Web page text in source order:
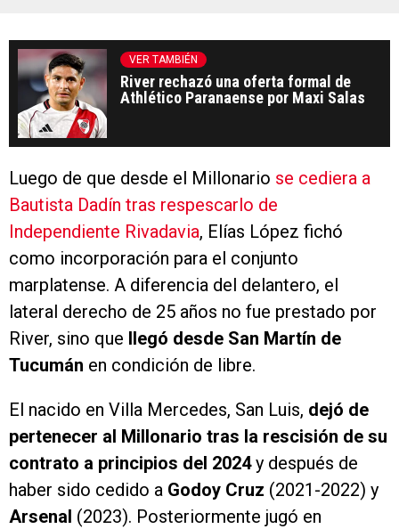
VER TAMBIÉN
River rechazó una oferta formal de
Athlético Paranaense por Maxi Salas
Luego de que desde el Millonario se cediera a
Bautista Dadín tras respescarlo de
Independiente Rivadavia, Elías López fichó
como incorporación para el conjunto
marplatense. A diferencia del delantero, el
lateral derecho de 25 años no fue prestado por
River, sino que
llegó desde San Martín de
Tucumán en condición de libre.
El nacido en Villa Mercedes, San Luis, dejó de
pertenecer al Millonario tras la rescisión de su
contrato a principios del 2024y después de
haber sido cedido a Godoy Cruz (2021-2022) y
Arsenal (2023). Posteriormente jugó en